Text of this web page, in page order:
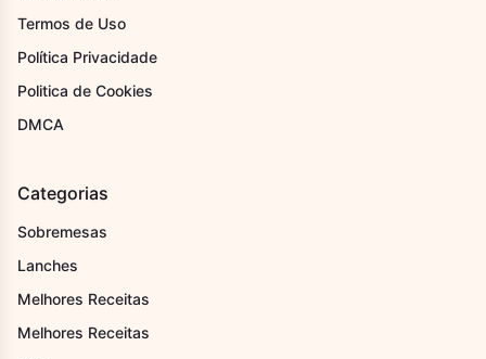
Termos de Uso
Política Privacidade
Politica de Cookies
DMCA
Categorias
Sobremesas
Lanches
Melhores Receitas
Melhores Receitas